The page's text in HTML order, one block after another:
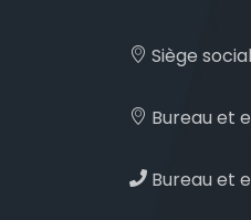
Siège
Bureau et
Bureau et